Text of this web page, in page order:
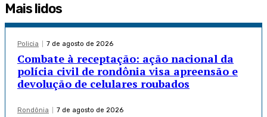
Mais lidos
Policia 7 de agosto de 2026
Combate à receptação: ação nacional da
polícia civil de rondônia visa apreensão e
devolução de celulares roubados
Rondônia 7 de agosto de 2026